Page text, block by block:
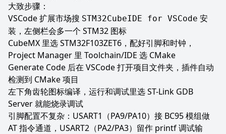
大致步骤：
VSCode 扩展市场搜 STM32CubeIDE for VSCode 安
装，左侧栏会多一个 STM32 图标
CubeMX 里选 STM32F103ZET6，配好引脚和时钟，
Project Manager 里 Toolchain/IDE 选 CMake
Generate Code 后在 VSCode 打开项目文件夹，插件自动
检测到 CMake 项目
左下角齿轮图标编译，运行和调试里选 ST-Link GDB
Server 就能烧录调试
引脚配置不复杂：USART1（PA9/PA10）接 BC95 模组做
AT 指令通道，USART2（PA2/PA3）留作 printf 调试输